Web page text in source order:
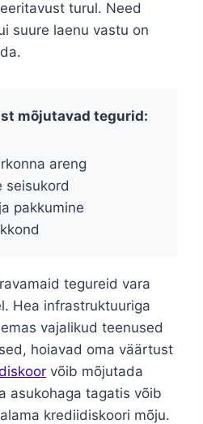
turul. Need
suure laenu vastu on
mõjutavad tegurid:
areng
seisukord
pakkumine
tegureid vara
Hea infrastruktuuriga
vajalikud teenused
hoiavad oma väärtust
võib mõjutada
asukohaga tagatis võib
krediidiskoori mõju.